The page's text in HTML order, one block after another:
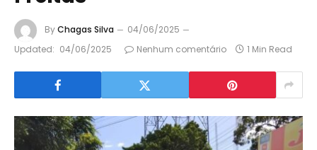
ByChagas Silva
04/06/2025
Updated: 04/06/2025 Nenhum comentário 1 Min Read